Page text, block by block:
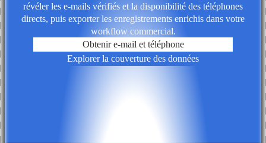
révéler les e-mails vérifiés et la disponibilité des téléphones
directs, puis exporter les enregistrements enrichis dans votre
workflow commercial.
Obtenir e-mail et téléphone
Explorer la couverture des données